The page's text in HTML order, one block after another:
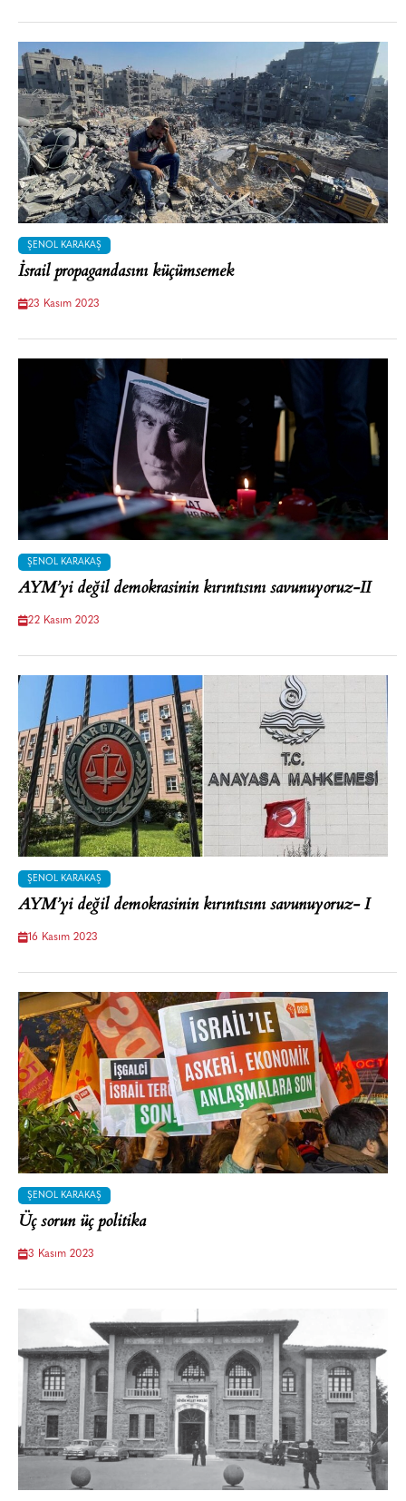
ŞENOL KARAKAŞ
İsrail propagandasını küçümsemek
23 Kasım 2023
ŞENOL KARAKAŞ
AYM’yi değil demokrasinin kırıntısını savunuyoruz-II
22 Kasım 2023
ŞENOL KARAKAŞ
AYM’yi değil demokrasinin kırıntısını savunuyoruz- I
16 Kasım 2023
ŞENOL KARAKAŞ
Üç sorun üç politika
3 Kasım 2023